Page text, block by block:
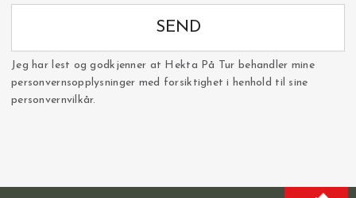
SEND
Jeg har lest og godkjenner at Hekta På Tur behandler mine
personvernsopplysninger med forsiktighet i henhold til sine
personvernvilkår.